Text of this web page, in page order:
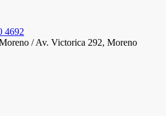
4692
/ Av. Victorica 292, Moreno